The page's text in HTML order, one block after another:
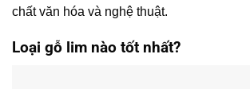
chất văn hóa và nghệ thuật.
Loại gỗ lim nào tốt nhất?